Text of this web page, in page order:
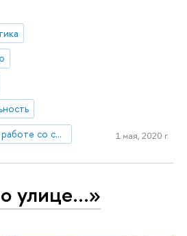
Отдел по внеучебной работе со студентами (Нижний Новгород)
1 мая, 2020 г.
улице…»